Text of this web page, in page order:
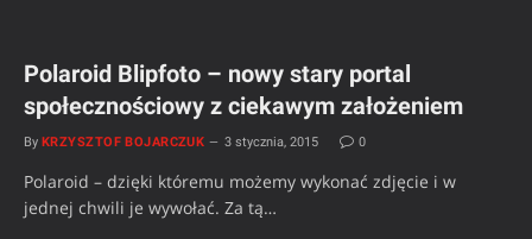
Polaroid Blipfoto – nowy stary portal
społecznościowy z ciekawym założeniem
By KRZYSZTOF BOJARCZUK 3 stycznia, 2015 0
Polaroid – dzięki któremu możemy wykonać zdjęcie i w
jednej chwili je wywołać. Za tą…